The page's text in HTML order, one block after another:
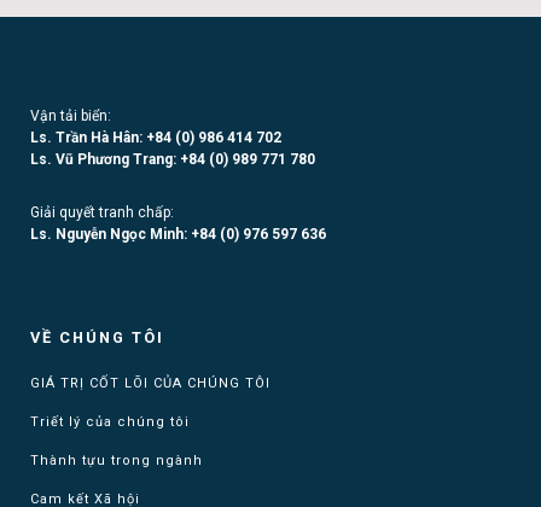
Vận tải biển:
Ls. Trần Hà Hân: +84 (0) 986 414 702
Ls. Vũ Phương Trang: +84 (0) 989 771 780
Giải quyết tranh chấp:
Ls. Nguyễn Ngọc Minh: +84 (0) 976 597 636
VỀ CHÚNG TÔI
GIÁ TRỊ CỐT LÕI CỦA CHÚNG TÔI
Triết lý của chúng tôi
Thành tựu trong ngành
Cam kết Xã hội